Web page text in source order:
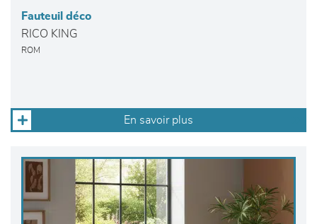
Fauteuil déco
RICO KING
ROM
En savoir plus